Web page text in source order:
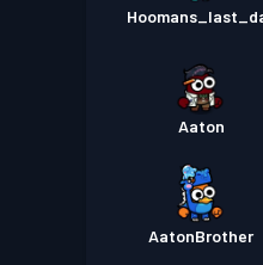
Aaton
AatonBrother